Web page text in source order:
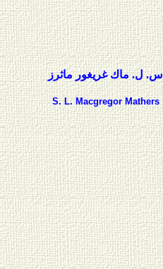
س. ل. ماك غريغور ماثرز
S. L. Macgregor Mathers